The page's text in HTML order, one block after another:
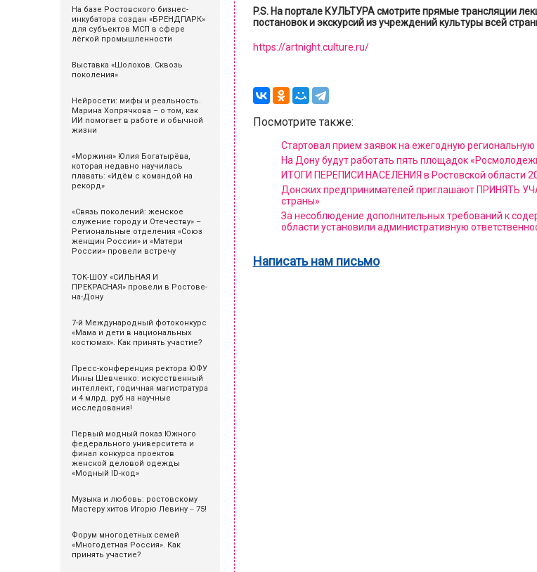
На базе Ростовского бизнес-
инкубатора создан «БРЕНДПАРК»
для субъектов МСП в сфере
лёгкой промышленности
Выставка «Шолохов. Сквозь
поколения»
Нейросети: мифы и реальность.
Марина Хопрячкова – о том, как
ИИ помогает в работе и обычной
жизни
«Моржиня» Юлия Богатырёва,
которая недавно научилась
плавать: «Идём с командой на
рекорд»
«Связь поколений: женское
служение городу и Отечеству» –
Региональные отделения «Союз
женщин России» и «Матери
России» провели встречу
ТОК-ШОУ «СИЛЬНАЯ И
ПРЕКРАСНАЯ» провели в Ростове-
на-Дону
7-й Международный фотоконкурс
«Мама и дети в национальных
костюмах». Как принять участие?
Пресс-конференция ректора ЮФУ
Инны Шевченко: искусственный
интеллект, годичная магистратура
и 4 млрд. руб на научные
исследования!
Первый модный показ Южного
федерального университета и
финал конкурса проектов
женской деловой одежды
«Модный ID-код»
Музыка и любовь: ростовскому
Мастеру хитов Игорю Левину ‒ 75!
Форум многодетных семей
«Многодетная Россия». Как
принять участие?
P.S. На портале КУЛЬТУРА смотрите прямые трансляции
постановок и экскурсий из учреждений культуры всей
https://artnight.culture.ru/
Посмотрите также:
Стартовал прием заявок на ежегодную
На Дону будут работать пять площадок
ИТОГИ ПЕРЕПИСИ НАСЕЛЕНИЯ в Ростовской области
Донских предпринимателей приглашают ПРИНЯТЬ
страны»
За несоблюдение дополнительных требований к
области установили административную
Написать нам письмо